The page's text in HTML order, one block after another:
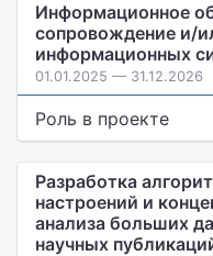
Информационное
сопровождение и/
информационных
01.01.2025 — 31.12.2026
Роль в проекте
Разработка
настроений и
анализа больших
научных